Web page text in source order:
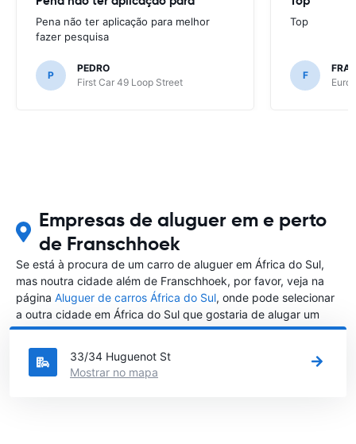
Pena não ter aplicação para melhor
fazer pesquisa
P
PEDRO
First Car 49 Loop Street
Top
F
Empresas de aluguer em e perto
de Franschhoek
Se está à procura de um carro de aluguer em África do Sul,
mas noutra cidade além de Franschhoek, por favor, veja na
página Aluguer de carros África do Sul, onde pode selecionar
a outra cidade em África do Sul que gostaria de alugar um
carro
33/34 Huguenot St
Mostrar no mapa